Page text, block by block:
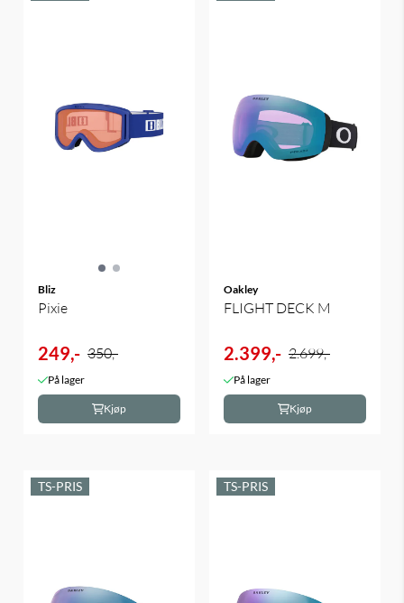
Bliz
Pixie
249,- 350,-
På lager
Kjøp
Oakley
FLIGHT DECK M
2.399,- 2.699,-
På lager
Kjøp